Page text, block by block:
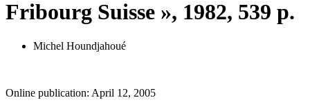
Fribourg Suisse », 1982, 539 p.
Michel Houndjahoué
Online publication: April 12, 2005